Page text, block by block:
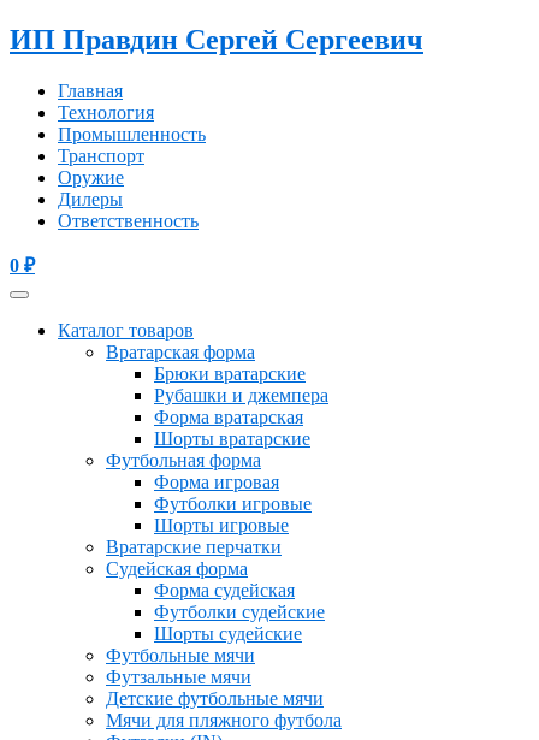
ИП Правдин Сергей Сергеевич
Главная
Технология
Промышленность
Транспорт
Оружие
Дилеры
Ответственность
0 ₽
Каталог товаров
Вратарская форма
Брюки вратарские
Рубашки и джемпера
Форма вратарская
Шорты вратарские
Футбольная форма
Форма игровая
Футболки игровые
Шорты игровые
Вратарские перчатки
Судейская форма
Форма судейская
Футболки судейские
Шорты судейские
Футбольные мячи
Футзальные мячи
Детские футбольные мячи
Мячи для пляжного футбола